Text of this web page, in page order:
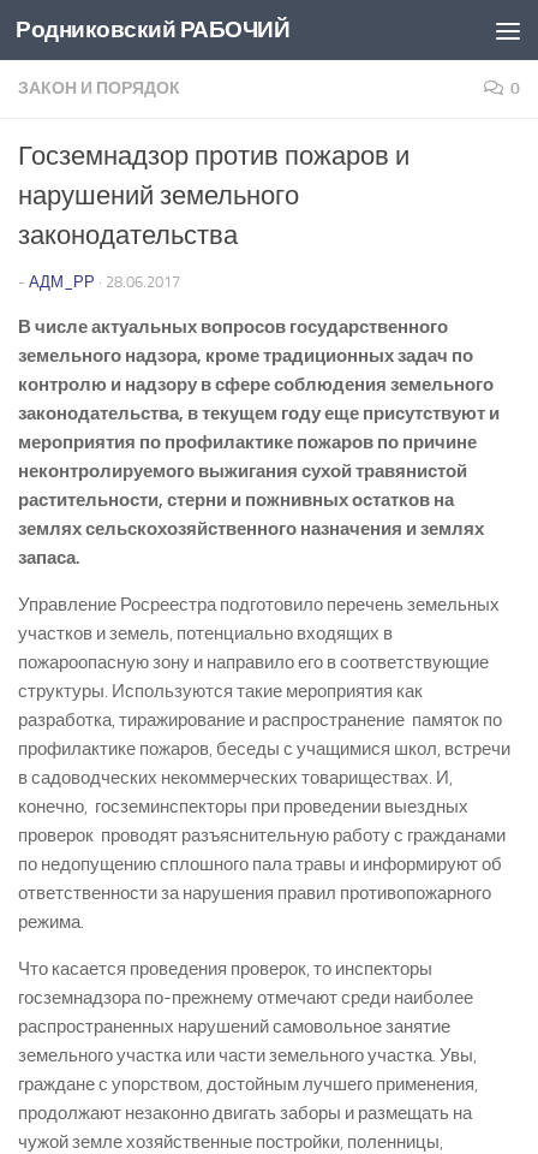
Перейти к содержимому
Родниковский РАБОЧИЙ
ЗАКОН И ПОРЯДОК 0
Госземнадзор против пожаров и
нарушений земельного
законодательства
- АДМ_РР · 28.06.2017
В числе актуальных вопросов государственного
земельного надзора, кроме традиционных задач по
контролю и надзору в сфере соблюдения земельного
законодательства, в текущем году еще присутствуют и
мероприятия по профилактике пожаров по причине
неконтролируемого выжигания сухой травянистой
растительности, стерни и пожнивных остатков на
землях сельскохозяйственного назначения и землях
запаса.
Управление Росреестра подготовило перечень земельных
участков и земель, потенциально входящих в
пожароопасную зону и направило его в соответствующие
структуры. Используются такие мероприятия как
разработка, тиражирование и распространение памяток по
профилактике пожаров, беседы с учащимися школ, встречи
в садоводческих некоммерческих товариществах. И,
конечно, госземинспекторы при проведении выездных
проверок проводят разъяснительную работу с гражданами
по недопущению сплошного пала травы и информируют об
ответственности за нарушения правил противопожарного
режима.
Что касается проведения проверок, то инспекторы
госземнадзора по-прежнему отмечают среди наиболее
распространенных нарушений самовольное занятие
земельного участка или части земельного участка. Увы,
граждане с упорством, достойным лучшего применения,
продолжают незаконно двигать заборы и размещать на
чужой земле хозяйственные постройки, поленницы,